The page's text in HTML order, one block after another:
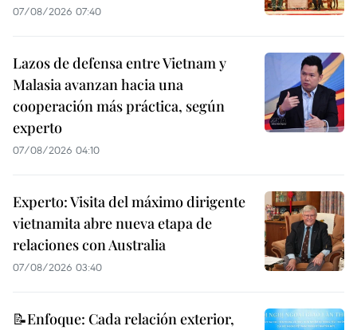
07/08/2026 07:40
Lazos de defensa entre Vietnam y
Malasia avanzan hacia una
cooperación más práctica, según
experto
07/08/2026 04:10
Experto: Visita del máximo dirigente
vietnamita abre nueva etapa de
relaciones con Australia
07/08/2026 03:40
📝Enfoque: Cada relación exterior,